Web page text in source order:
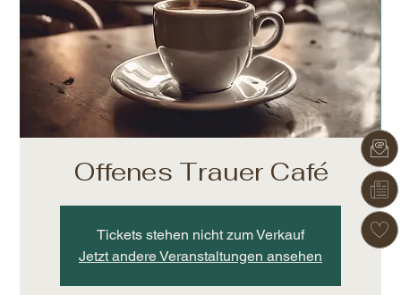
Offenes Trauer Café
Tickets stehen nicht zum Verkauf
Jetzt andere Veranstaltungen ansehen